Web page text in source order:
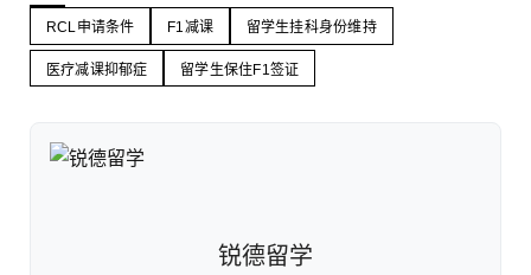
RCL申请条件 F1减课 留学生挂科身份维持
医疗减课抑郁症 留学生保住F1签证
锐德留学